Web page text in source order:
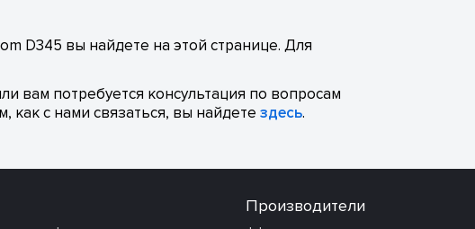
D345 вы найдете на этой странице. Для
вам потребуется консультация по вопросам
с нами связаться, вы найдете здесь.
Производители